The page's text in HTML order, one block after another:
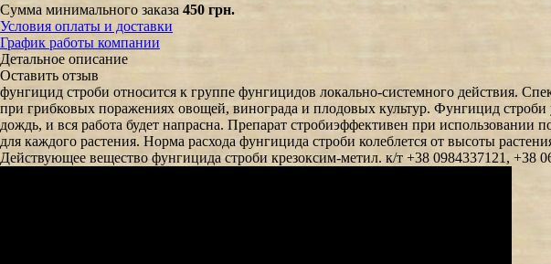
Сумма минимального заказа 450 грн.
Условия оплаты и доставки
График работы компании
Детальное описание
Оставить отзыв
фунгицид строби относится к группе фунгицидов локально-системного действия.
при грибковых поражениях овощей, винограда и плодовых культур. Фунгицид
дождь, и вся работа будет напрасна. Препарат стробиэффективен при использовании
для каждого растения. Норма расхода фунгицида строби колеблется от высоты
Действующее вещество фунгицида строби крезоксим-метил. к/т +38 0984337121, +38